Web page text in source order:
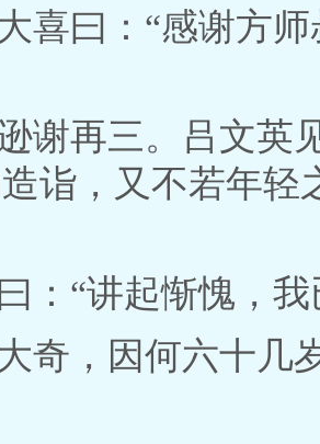
喜曰：“感谢方
谢再三。吕文英
诣，又不若年轻
：“讲起惭愧，
奇，因何六十几